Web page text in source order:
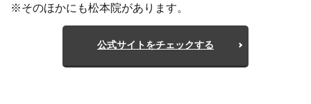
※そのほかにも松本院があります。
公式サイトをチェックする